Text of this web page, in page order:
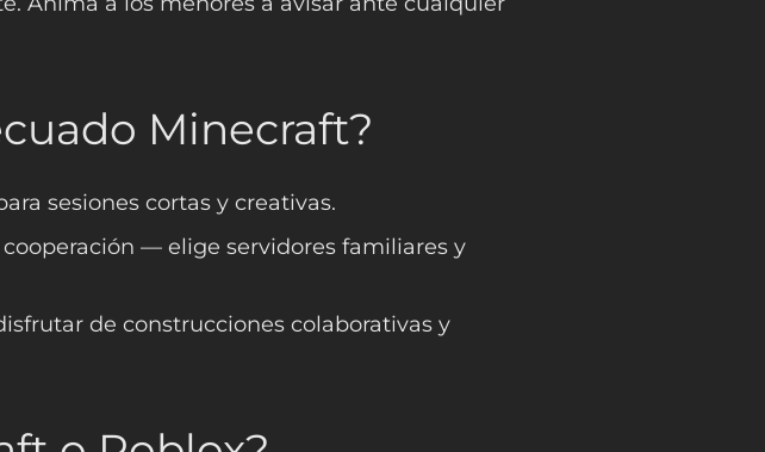
Minecraft?
sesiones cortas y creativas.
— elige servidores familiares y
de construcciones colaborativas y